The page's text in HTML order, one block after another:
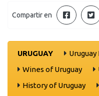
Compartir en
URUGUAY
Wines of Uruguay
History of Uruguay